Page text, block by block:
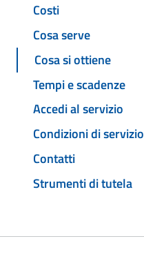
Costi
Cosa serve
Cosa si ottiene
Tempi e scadenze
Accedi al servizio
Condizioni di servizio
Contatti
Strumenti di tutela